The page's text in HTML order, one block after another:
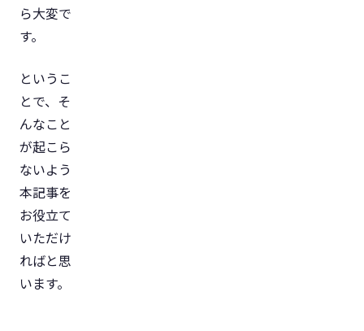
ら大変で
す。
というこ
とで、そ
んなこと
が起こら
ないよう
本記事を
お役立て
いただけ
ればと思
います。